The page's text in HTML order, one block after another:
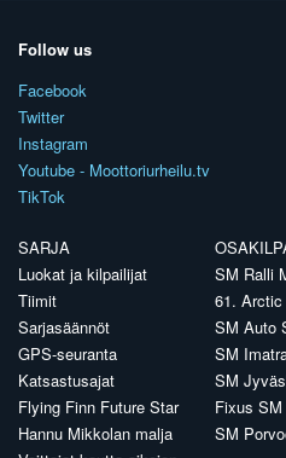
Follow us
Facebook
Twitter
Instagram
Youtube - Moottoriurheilu.tv
TikTok
SARJA
Luokat ja kilpailijat
Tiimit
Sarjasäännöt
GPS-seuranta
Katsastusajat
Flying Finn Future Star
Hannu Mikkolan malja
SM Ralli
61. Arctic
SM Auto
SM
SM
Fixus
SM